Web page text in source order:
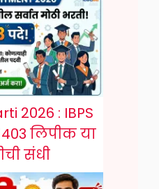
2026 : IBPS
लिपीक या
संधी